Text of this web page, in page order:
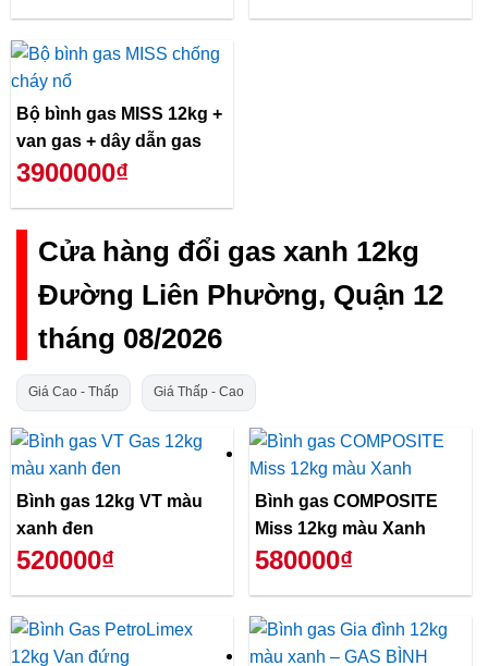
Bộ bình gas MISS 12kg +
van gas + dây dẫn gas
3900000₫
Cửa hàng đổi gas xanh 12kg
Đường Liên Phường, Quận 12
tháng 08/2026
Giá Cao - Thấp Giá Thấp - Cao
Bình gas 12kg VT màu
xanh đen
520000₫
Bình gas COMPOSITE
Miss 12kg màu Xanh
580000₫